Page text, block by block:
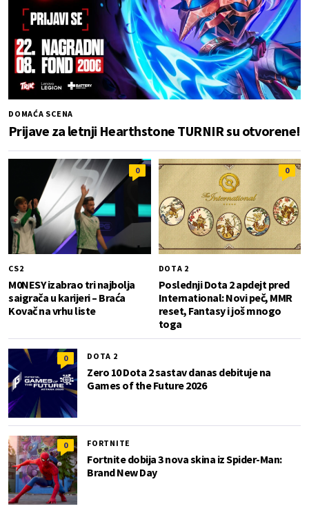
DOMAĆA SCENA
Prijave za letnji Hearthstone TURNIR su otvorene!
0
CS2
M0NESY izabrao tri najbolja
saigrača u karijeri – Braća
Kovač na vrhu liste
0
DOTA 2
Poslednji Dota 2 apdejt pred
International: Novi peč, MMR
reset, Fantasy i još mnogo
toga
0 DOTA 2
Zero 10 Dota 2 sastav danas debituje na
Games of the Future 2026
0 FORTNITE
Fortnite dobija 3 nova skina iz Spider-Man:
Brand New Day